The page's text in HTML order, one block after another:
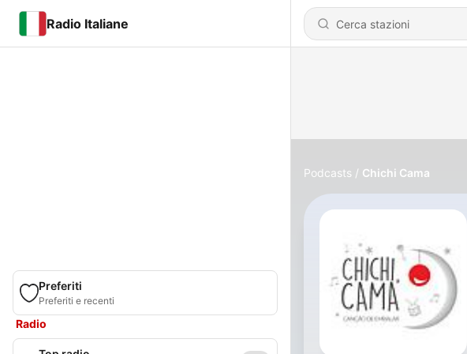
Radio Italiane
Preferiti
Preferiti e recenti
Radio
Podcasts Chichi Cama